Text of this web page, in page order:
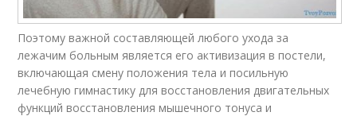
Поэтому важной составляющей любого ухода за
лежачим больным является его активизация в постели,
включающая смену положения тела и посильную
лечебную гимнастику для восстановления двигательных
функций восстановления мышечного тонуса и